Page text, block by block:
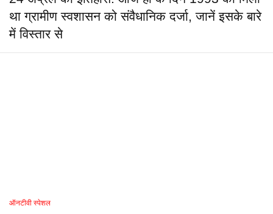
था ग्रामीण स्वशासन को संवैधानिक दर्जा, जानें इसके बारे
में विस्तार से
ऑनटीवी स्पेशल